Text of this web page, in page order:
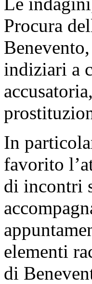
Procura
indiziari a
In
favorito
di incontri
elementi
di